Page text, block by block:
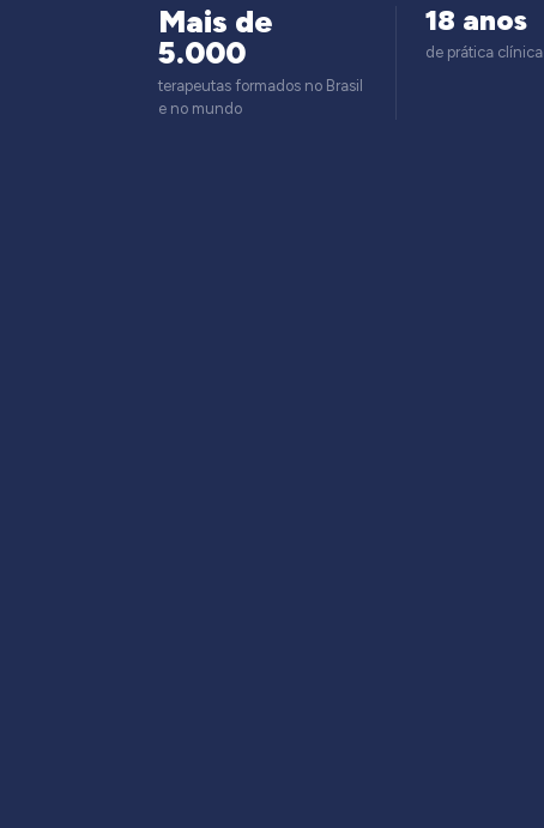
Mais de
5.000
terapeutas formados no Brasil
e no mundo
18 anos
de prática clínica